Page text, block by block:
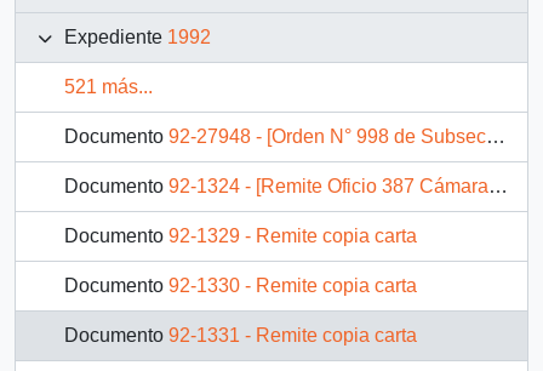
Expediente 1992
521 más...
Documento 92-27948 - [Orden N° 998 de Subsecretaría de Carabineros]
Documento 92-1324 - [Remite Oficio 387 Cámara de Diputados]
Documento 92-1329 - Remite copia carta
Documento 92-1330 - Remite copia carta
Documento 92-1331 - Remite copia carta